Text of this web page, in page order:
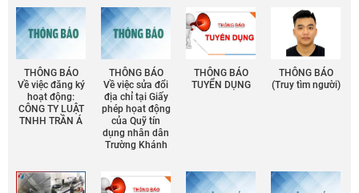
THÔNG BÁO
Về việc đăng ký
hoạt động:
CÔNG TY LUẬT
TNHH TRẦN Á
THÔNG BÁO
Về việc sửa đổi
địa chỉ tại Giấy
phép họat động
của Quỹ tín
dụng nhân dân
Trường Khánh
THÔNG BÁO
TUYỂN DỤNG
THÔNG BÁO
(Truy tìm người)